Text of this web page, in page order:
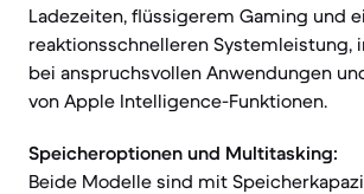
Ladezeiten, flüssigerem Gaming und
reaktionsschnelleren Systemleistung,
bei anspruchsvollen Anwendungen
von Apple Intelligence-Funktionen.
Speicheroptionen und Multitasking:
Beide Modelle sind mit